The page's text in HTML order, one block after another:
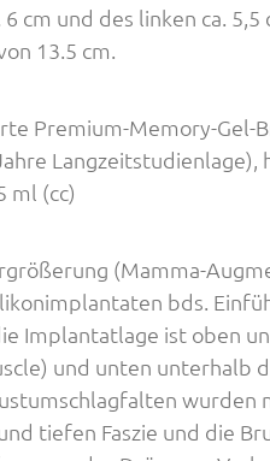
cm und des linken ca.
13.5 cm.
Premium-Memory-Gel-
ml (cc)
(Mamma-
bds.
Implantatlage ist oben
und unten unterhalb
wurden
tiefen Faszie und die